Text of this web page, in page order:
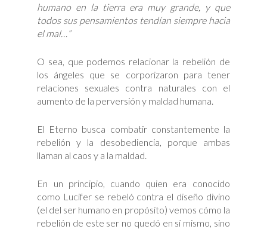
humano en la tierra era muy grande, y que
todos sus pensamientos tendían siempre hacia
el mal…”
O sea, que podemos relacionar la rebelión de
los ángeles que se corporizaron para tener
relaciones sexuales contra naturales con el
aumento de la perversión y maldad humana.
El Eterno busca combatir constantemente la
rebelión y la desobediencia, porque ambas
llaman al caos y a la maldad.
En un principio, cuando quien era conocido
como Lucifer se rebeló contra el diseño divino
(el del ser humano en propósito) vemos cómo la
rebelión de este ser no quedó en sí mismo, sino